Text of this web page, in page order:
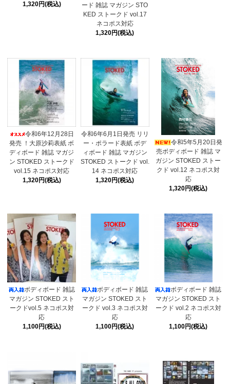
1,320円(税込)
ード 雑誌 マガジン STO
KED ストークド vol.17
ネコポス対応
1,320円(税込)
令和6年12月28日
発売 ！大原沙莉表紙 ボ
ディボード 雑誌 マガジ
ン STOKED ストークド
vol.15 ネコポス対応
1,320円(税込)
令和6年6月1日発売 リリ
ー・ポラード表紙 ボデ
ィボード 雑誌 マガジン
STOKED ストークド vol.
14 ネコポス対応
1,320円(税込)
令和5年5月20日発
売ボディボード 雑誌 マ
ガジン STOKED ストー
クド vol.12 ネコポス対
応
1,320円(税込)
ボディボード 雑誌
マガジン STOKED スト
ークドvol.5 ネコポス対
応
1,100円(税込)
ボディボード 雑誌
マガジン STOKED スト
ークド vol.3 ネコポス対
応
1,100円(税込)
ボディボード 雑誌
マガジン STOKED スト
ークド vol.2 ネコポス対
応
1,100円(税込)